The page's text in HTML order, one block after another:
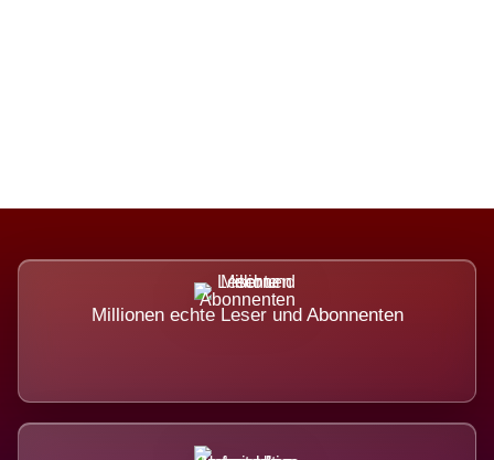
Millionen echte Leser und Abonnenten